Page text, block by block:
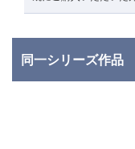
同一シリーズ作品